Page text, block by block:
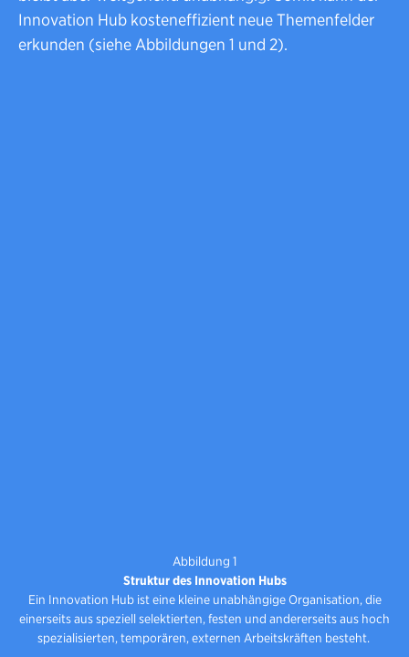
Innovation Hub kosteneffizient neue Themenfelder
erkunden (siehe Abbildungen 1 und 2).
Abbildung 1
Struktur des Innovation Hubs
Ein Innovation Hub ist eine kleine unabhängige Organisation, die
einerseits aus speziell selektierten, festen und andererseits aus hoch
spezialisierten, temporären, externen Arbeitskräften besteht.